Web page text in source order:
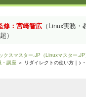
修：宮崎智広 （Linux実務
）
クスマスター.JP（Linuxマスター.JP
・講座 ＞ リダイレクトの使い方｜>